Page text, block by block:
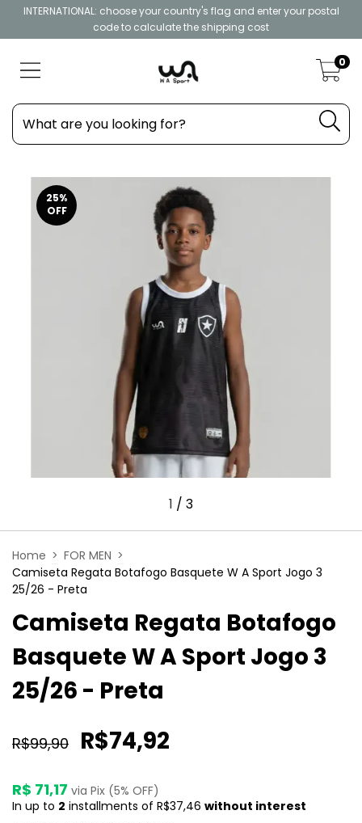
INTERNATIONAL: choose your country's flag and enter your postal
code to calculate the shipping cost
0
25%
OFF
1 / 3
Home > FOR MEN >
Camiseta Regata Botafogo Basquete W A Sport Jogo 3
25/26 - Preta
Camiseta Regata Botafogo
Basquete W A Sport Jogo 3
25/26 - Preta
R$99,90 R$74,92
R$ 71,17 via Pix (5% OFF)
In up to 2 installments of R$37,46 without interest